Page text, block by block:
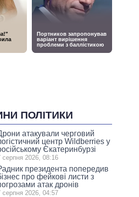
ПОЛІТИКИ
атакували черговий
центр Wildberries у
Єкатеринбурзі
серпня 2026, 08:16
президента попередив
про фейкові листи з
атак дронів
серпня 2026, 04:57